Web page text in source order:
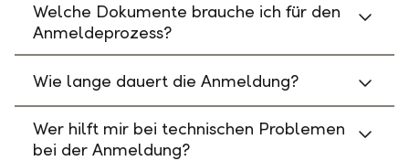
Welche Dokumente brauche ich für den
Anmeldeprozess?
Wie lange dauert die Anmeldung?
Wer hilft mir bei technischen Problemen
bei der Anmeldung?